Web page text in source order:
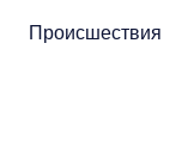
Происшествия